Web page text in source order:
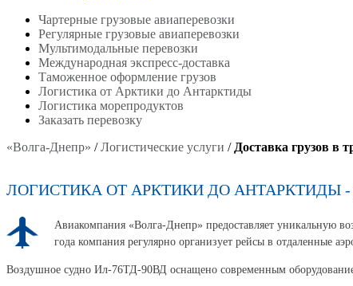
Чартерные грузовые авиаперевозки
Регулярные грузовые авиаперевозки
Мультимодальные перевозки
Международная экспресс-доставка
Таможенное оформление грузов
Логистика от Арктики до Антарктиды
Логистика морепродуктов
Заказать перевозку
«Волга-Днепр» /Логистические услуги / Доставка грузов в
ЛОГИСТИКА ОТ АРКТИКИ ДО АНТАРКТИДЫ
Авиакомпания «Волга-Днепр» предоставляет уникальную
года компания регулярно организует рейсы в отдаленные
Воздушное судно Ил-76ТД-90ВД оснащено современным